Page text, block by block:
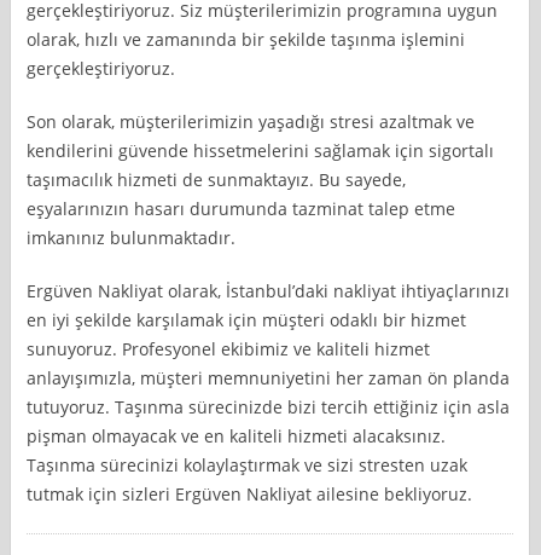
gerçekleştiriyoruz. Siz müşterilerimizin programına uygun
olarak, hızlı ve zamanında bir şekilde taşınma işlemini
gerçekleştiriyoruz.
Son olarak, müşterilerimizin yaşadığı stresi azaltmak ve
kendilerini güvende hissetmelerini sağlamak için sigortalı
taşımacılık hizmeti de sunmaktayız. Bu sayede,
eşyalarınızın hasarı durumunda tazminat talep etme
imkanınız bulunmaktadır.
Ergüven Nakliyat olarak, İstanbul’daki nakliyat ihtiyaçlarınızı
en iyi şekilde karşılamak için müşteri odaklı bir hizmet
sunuyoruz. Profesyonel ekibimiz ve kaliteli hizmet
anlayışımızla, müşteri memnuniyetini her zaman ön planda
tutuyoruz. Taşınma sürecinizde bizi tercih ettiğiniz için asla
pişman olmayacak ve en kaliteli hizmeti alacaksınız.
Taşınma sürecinizi kolaylaştırmak ve sizi stresten uzak
tutmak için sizleri Ergüven Nakliyat ailesine bekliyoruz.